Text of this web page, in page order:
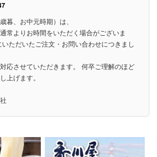
暮、お中元時期）は、
常よりお時間をいただく場合がございま
ただいたご注文・お問い合わせにつきまし
応させていただきます。 何卒ご理解のほど
上げます。